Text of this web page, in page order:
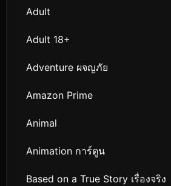
Adult
Adult 18+
Adventure ผจญภัย
Amazon Prime
Animal
Animation การ์ตูน
Based on a True Story เรื่องจริง